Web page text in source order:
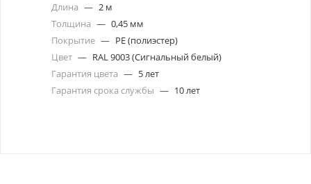
Длина — 2 м
Толщина — 0,45 мм
Покрытие — PE (полиэстер)
Цвет — RAL 9003 (Сигнальный белый)
Гарантия цвета — 5 лет
Гарантия срока службы — 10 лет